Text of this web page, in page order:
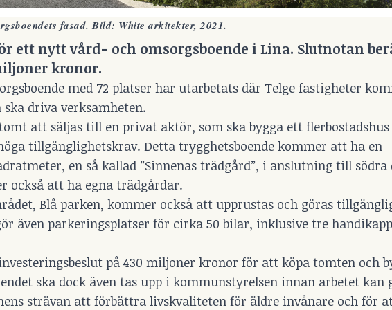
fasad. Bild: White arkitekter, 2021.
ett nytt vård- och omsorgsboende i Lina. Slutnotan
kronor.
med 72 platser har utarbetats där Telge fastigheter
driva verksamheten.
att säljas till en privat aktör, som ska bygga ett flerbostadshus
tillgänglighetskrav. Detta trygghetsboende kommer att ha en
en så kallad ”Sinnenas trädgård”, i anslutning till södra
också att ha egna trädgårdar.
Blå parken, kommer också att upprustas och göras
även parkeringsplatser för cirka 50 bilar, inklusive tre
på 430 miljoner kronor för att köpa tomten och
ska dock även tas upp i kommunstyrelsen innan arbetet kan
strävan att förbättra livskvaliteten för äldre invånare och för